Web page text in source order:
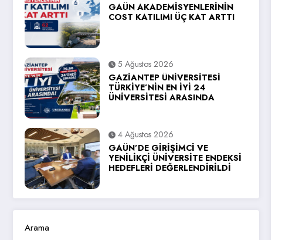
GAÜN AKADEMİSYENLERİNİN
COST KATILIMI ÜÇ KAT ARTTI
5 Ağustos 2026
GAZİANTEP ÜNİVERSİTESİ
TÜRKİYE’NİN EN İYİ 24
ÜNİVERSİTESİ ARASINDA
4 Ağustos 2026
GAÜN’DE GİRİŞİMCİ VE
YENİLİKÇİ ÜNİVERSİTE ENDEKSİ
HEDEFLERİ DEĞERLENDİRİLDİ
Arama